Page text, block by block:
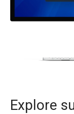
Explore